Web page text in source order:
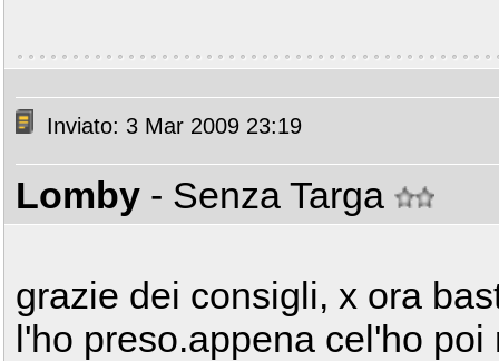
Inviato: 3 Mar 2009 23:19
Lomby - Senza Targa
grazie dei consigli, x ora
l'ho preso.appena cel'ho poi